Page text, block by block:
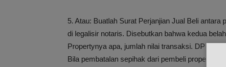
5. Atau: Buatlah Surat Perjanjian Jual Beli
di legalisir notaris. Disebutkan bahwa kedua
Propertynya apa, jumlah nilai transaksi. DP
Bila pembatalan sepihak dari pembeli property